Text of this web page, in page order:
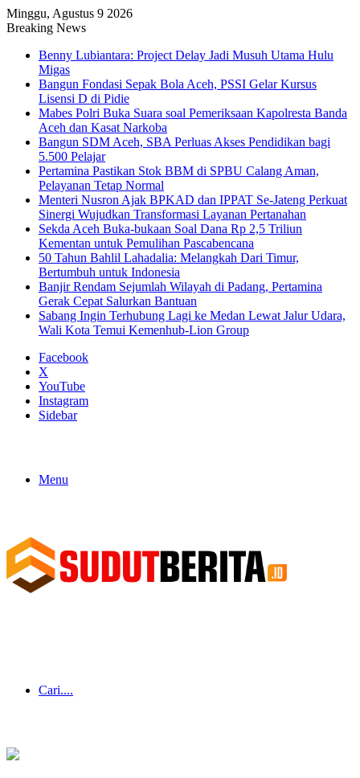
Minggu, Agustus 9 2026
Breaking News
Benny Lubiantara: Project Delay Jadi Musuh Utama Hulu
Migas
Bangun Fondasi Sepak Bola Aceh, PSSI Gelar Kursus
Lisensi D di Pidie
Mabes Polri Buka Suara soal Pemeriksaan Kapolresta Banda
Aceh dan Kasat Narkoba
Bangun SDM Aceh, SBA Perluas Akses Pendidikan bagi
5.500 Pelajar
Pertamina Pastikan Stok BBM di SPBU Calang Aman,
Pelayanan Tetap Normal
Menteri Nusron Ajak BPKAD dan IPPAT Se-Jateng Perkuat
Sinergi Wujudkan Transformasi Layanan Pertanahan
Sekda Aceh Buka-bukaan Soal Dana Rp 2,5 Triliun
Kementan untuk Pemulihan Pascabencana
50 Tahun Bahlil Lahadalia: Melangkah Dari Timur,
Bertumbuh untuk Indonesia
Banjir Rendam Sejumlah Wilayah di Padang, Pertamina
Gerak Cepat Salurkan Bantuan
Sabang Ingin Terhubung Lagi ke Medan Lewat Jalur Udara,
Wali Kota Temui Kemenhub-Lion Group
Facebook
X
YouTube
Instagram
Sidebar
Menu
Cari....